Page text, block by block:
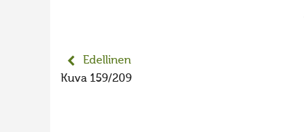
Edellinen
Kuva 159/209